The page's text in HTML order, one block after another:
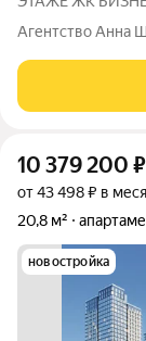
квартира со
«Триколор».
Агентство Анна
10 379 200 ₽
от 43 498 ₽ в
20,8 м²
новостройка